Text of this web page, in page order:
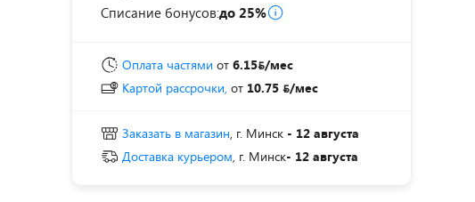
Списание бонусов:до 25%
Оплата частями от 6.15 /мес
Картой рассрочки, от 10.75 /мес
Заказать в магазин, г. Минск - 12 августа
Доставка курьером, г. Минск- 12 августа